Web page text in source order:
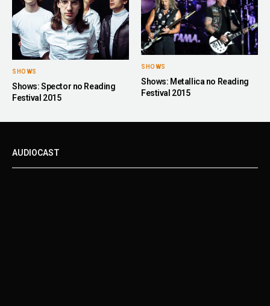
SHOWS
Shows: Spector no Reading
Festival 2015
SHOWS
Shows: Metallica no Reading
Festival 2015
AUDIOCAST